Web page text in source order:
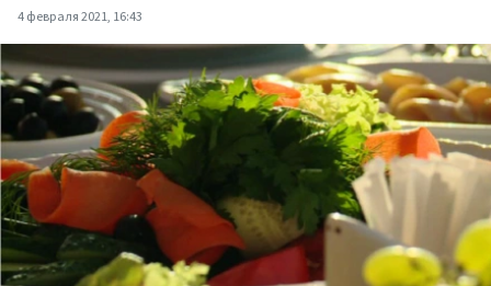
4 февраля 2021, 16:43